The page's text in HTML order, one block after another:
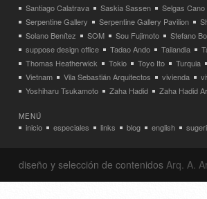
Santiago Calatrava
Saskia Sassen Selgas
Serpentine Gallery
Serpentine Gallery Pavilion
Solano Benítez
SOM Sou Fujimoto Stefano
suppose design office
Tadao Ando Tailandia
Thomas Heatherwick
Tokio Toyo Ito Turquia
Vietnam
Vila Sebastián Arquitectos vivienda
Yoshiharu Tsukamoto
Zaha Hadid Zaha Hadid
MENÚ
inicio especiales links blog english
diseño y selección de contenidos Arq. A.